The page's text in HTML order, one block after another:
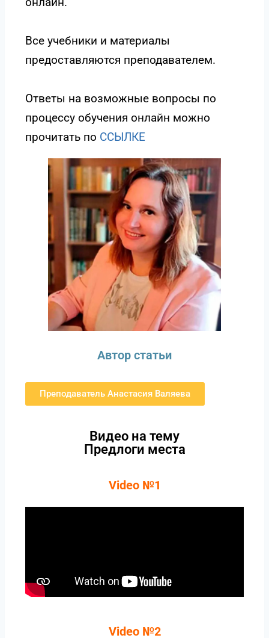
Все учебники и материалы
предоставляются преподавателем.
Ответы на возможные вопросы по
процессу обучения онлайн можно
прочитать по ССЫЛКE
Автор статьи
Преподаватель Анастасия Валяева
Видео на тему
Предлоги места
Video №1
Video №2